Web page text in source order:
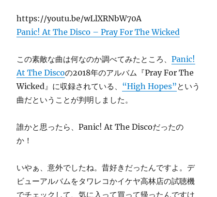
https://youtu.be/wLlXRNbW70A
Panic! At The Disco – Pray For The Wicked
この素敵な曲は何なのか調べてみたところ、Panic!
At The Discoの2018年のアルバム『Pray For The
Wicked』に収録されている、 “High Hopes”という
曲だということが判明しました。
誰かと思ったら、Panic! At The Discoだったの
か！
いやぁ、意外でしたね。昔好きだったんですよ。デ
ビューアルバムをタワレコかイケヤ高林店の試聴機
でチェックして、気に入って買って帰ったんですけ